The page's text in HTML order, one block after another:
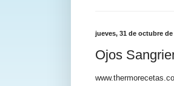
jueves, 31 de octubre de
Ojos